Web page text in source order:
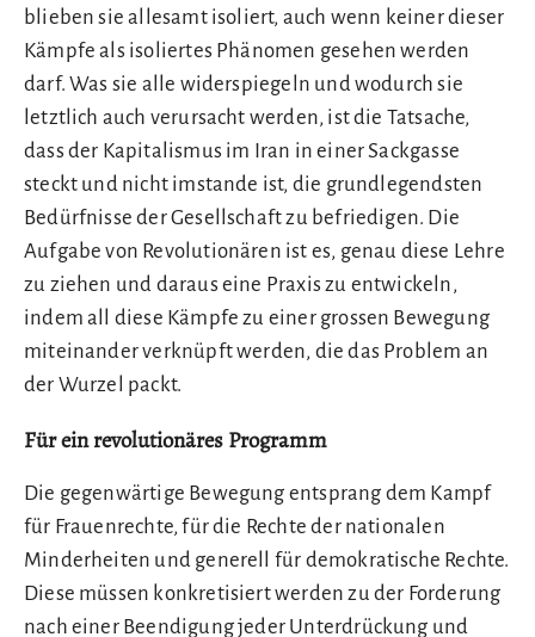
blieben sie allesamt isoliert, auch wenn keiner dieser
Kämpfe als isoliertes Phänomen gesehen werden
darf. Was sie alle widerspiegeln und wodurch sie
letztlich auch verursacht werden, ist die Tatsache,
dass der Kapitalismus im Iran in einer Sackgasse
steckt und nicht imstande ist, die grundlegendsten
Bedürfnisse der Gesellschaft zu befriedigen. Die
Aufgabe von Revolutionären ist es, genau diese Lehre
zu ziehen und daraus eine Praxis zu entwickeln,
indem all diese Kämpfe zu einer grossen Bewegung
miteinander verknüpft werden, die das Problem an
der Wurzel packt.
Für ein revolutionäres Programm
Die gegenwärtige Bewegung entsprang dem Kampf
für Frauenrechte, für die Rechte der nationalen
Minderheiten und generell für demokratische Rechte.
Diese müssen konkretisiert werden zu der Forderung
nach einer Beendigung jeder Unterdrückung und